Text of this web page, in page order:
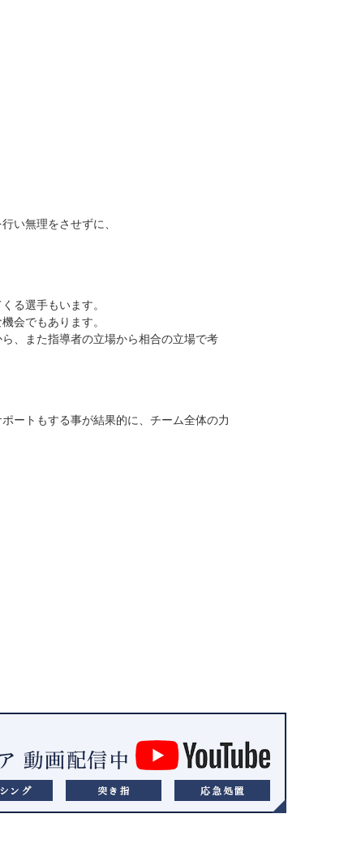
い無理をさせずに、
る選手もいます。
会でもあります。
、また指導者の立場から相合の立場で考
ートもする事が結果的に、チーム全体の力